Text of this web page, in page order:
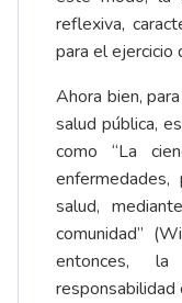
reflexiva,
para el ejercicio
Ahora bien,
salud pública,
como “La
salud,
comunidad”
entonces,